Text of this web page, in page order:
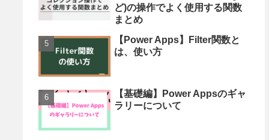
ど)の操作でよく使用する関数
まとめ
【Power Apps】Filter関数と
は、使い方
【基礎編】Power Appsのギャ
ラリーについて